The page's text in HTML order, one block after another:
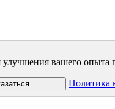
вашего опыта
Политика